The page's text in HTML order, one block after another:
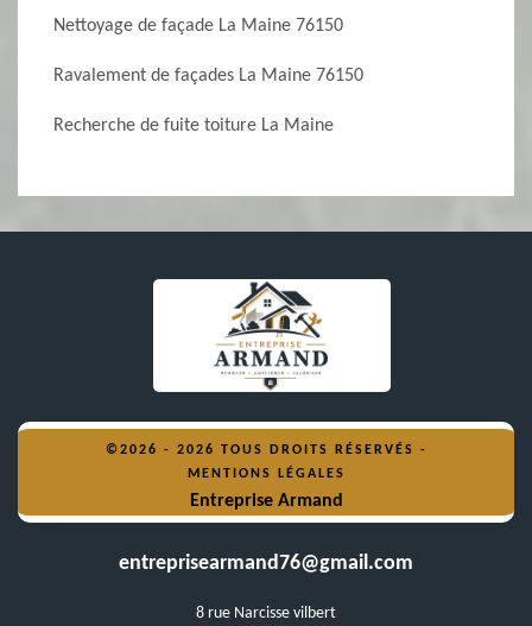
Nettoyage de façade La Maine 76150
Ravalement de façades La Maine 76150
Recherche de fuite toiture La Maine
©2026 - 2026 TOUS DROITS RÉSERVÉS -
MENTIONS LÉGALES
Entreprise Armand
entreprisearmand76@gmail.com
8 rue Narcisse vilbert